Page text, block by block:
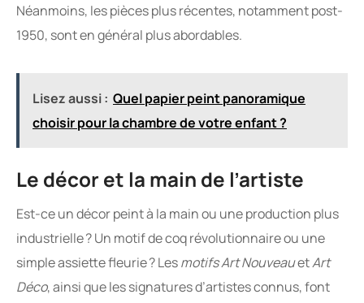
Néanmoins, les pièces plus récentes, notamment post-
1950, sont en général plus abordables.
Lisez aussi : Quel papier peint panoramique
choisir pour la chambre de votre enfant ?
Le décor et la main de l’artiste
Est-ce un décor peint à la main ou une production plus
industrielle ? Un motif de coq révolutionnaire ou une
simple assiette fleurie ? Lesmotifs Art NouveauetArt
Déco, ainsi que les signatures d’artistes connus, font